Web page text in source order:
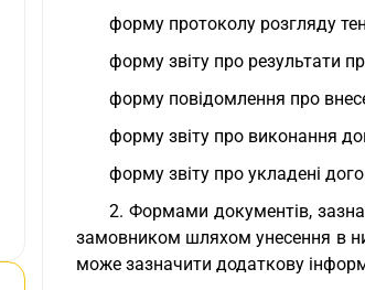
форму протоколу розгляду
форму звіту про результати
форму повідомлення про
форму звіту про виконання
форму звіту про укладені
2. Формами документів,
замовником шляхом унесення в
може зазначити додаткову